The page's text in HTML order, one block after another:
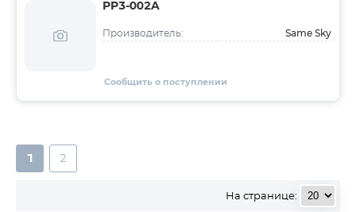
PP3-002A
Производитель: Same Sky
Сообщить о поступлении
1 2
На странице: